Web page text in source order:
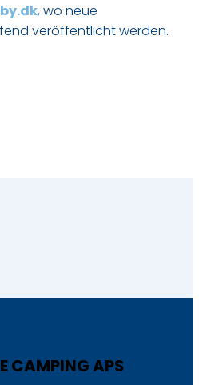
, wo neue
veröffentlicht werden.
CAMPING APS